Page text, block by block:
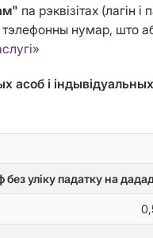
па рэквізітах (лагін
тэлефонны нумар, што
і
без уліку падатку на